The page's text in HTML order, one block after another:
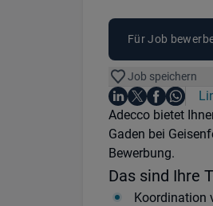
Für Job
Job speichern
Teile diesen Job
Auf LinkedIn teilen
Auf X teilen
Auf
Auf
Einleitung
Adecco bietet
Gaden bei
Bewerbung.
Das sind Ihre
Koordination